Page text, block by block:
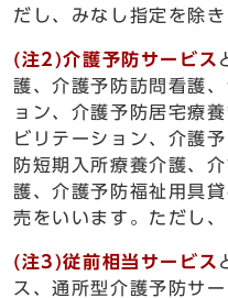
だし、みなし指定を除き
(注2)介護予防サービス
護、介護予防訪問看護
ョン、介護予防居宅療
ビリテーション、介護
防短期入所療養介護、
護、介護予防福祉用具
売をいいます。ただし
(注3)従前相当サービス
ス、通所型介護予防サ